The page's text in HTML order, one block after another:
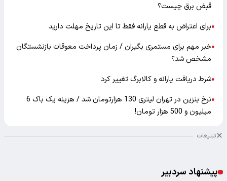
قبض برق چیست؟
●برای اعتراض به قطع یارانه فقط تا این تاریخ مهلت دارید
●خبر مهم برای مستمری بگیران / زمان پرداخت معوقات بازنشستگان
مشخص شد؟
●شرط دریافت یارانه و کالابرگ تغییر کرد
●
نرخ بنزین در تهران لیتری 130 هزارتومان شد / هزینه یک باک 6
میلیون و 500 هزار تومان!
تبلیغات
پیشنهاد سردبیر